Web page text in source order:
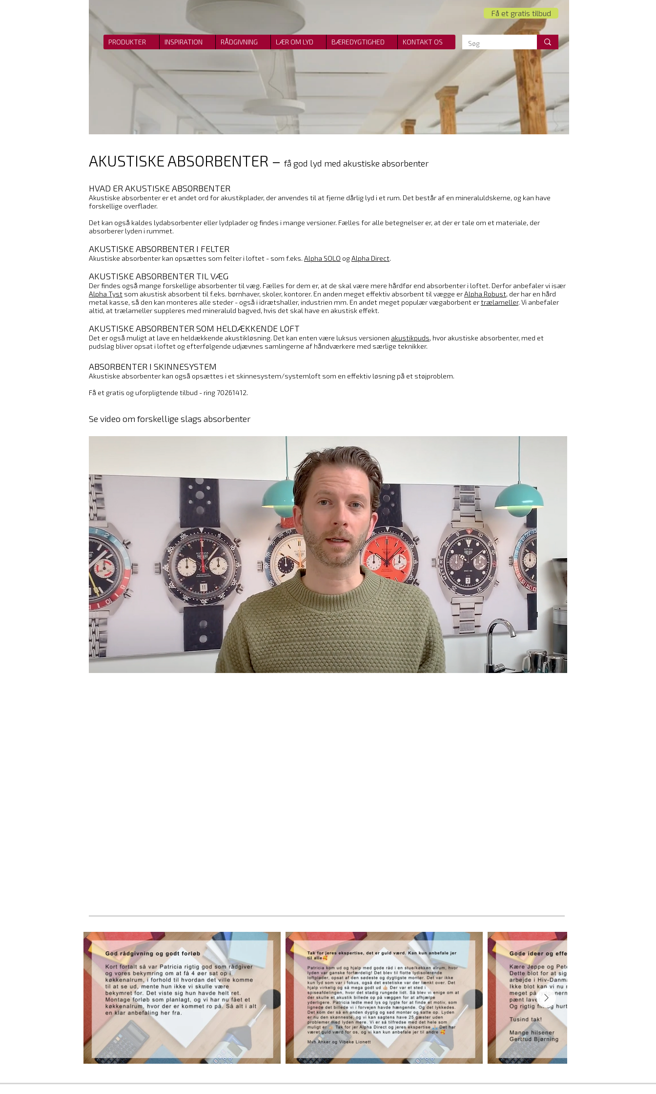
AKUSTISKE ABSORBENTER – få god lyd med akustiske absorbenter
HVAD ER AKUSTISKE ABSORBENTER
Akustiske absorbenter er et andet ord for akustikplader, der anvendes til at fjerne dårlig lyd i et rum. Det består af en mineraluldskerne, og kan have
forskellige overflader.
Det kan også kaldes lydabsorbenter eller lydplader og findes i mange versioner. Fælles for alle betegnelser er, at der er tale om et materiale, der
absorberer lyden i rummet.
AKUSTISKE ABSORBENTER I FELTER
Akustiske absorbenter kan opsættes som felter i loftet - som f.eks. Alpha SOLO ogAlpha Direct.
AKUSTISKE ABSORBENTER TIL VÆG
Der findes også mange forskellige absorbenter til væg. Fælles for dem er, at de skal være mere hårdfør end absorbenter i loftet. Derfor anbefaler vi især
Alpha Tyst som akustisk absorbent til f.eks. børnhaver, skoler, kontorer. En anden meget effektiv absorbent til vægge erAlpha Robust, der har en hård
metal kasse, så den kan monteres alle steder - også i idrætshaller, industrien mm. En andet meget populær vægaborbent ertrælameller. Vi anbefaler
altid, at trælameller suppleres med mineraluld bagved, hvis det skal have en akustisk effekt.
AKUSTISKE ABSORBENTER SOM HELDÆKKENDE LOFT
Det er også muligt at lave en heldækkende akustikløsning. Det kan enten være luksus versionen akustikpuds, hvor akustiske absorbenter, med et
pudslag bliver opsat i loftet og efterfølgende udjævnes samlingerne af håndværkere med særlige teknikker.
ABSORBENTER I SKINNESYSTEM
Akustiske absorbenter kan også opsættes i et skinnesystem/systemloft som en effektiv løsning på et støjproblem.
Få et gratis og uforpligtende tilbud - ring 70261412.
Se video om forskellige slags absorbenter
PRODUKTER INSPIRATION RÅDGIVNING LÆR OM LYD BÆREDYGTIGHED KONTAKT OS
Få et gratis tilbud